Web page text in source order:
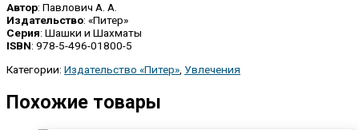
Автор: Павлович А. А.
Издательство: «Питер»
Серия: Шашки и Шахматы
ISBN: 978-5-496-01800-5
Категории: Издательство «Питер» Увлечения
Похожие товары